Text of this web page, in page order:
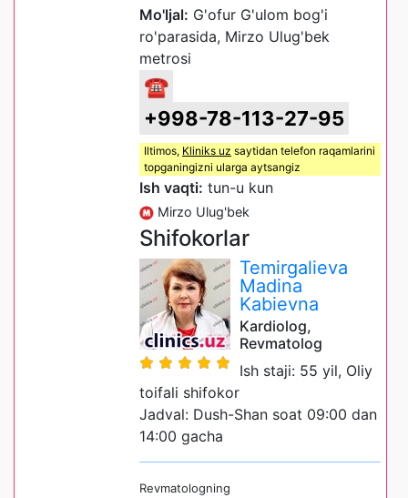
Mo'ljal: G'ofur G'ulom bog'i
ro'parasida, Mirzo Ulug'bek
metrosi
☎
+998-78-113-27-95
Iltimos, Kliniks uz saytidan telefon raqamlarini
topganingizni ularga aytsangiz
Ish vaqti: tun-u kun
Mirzo Ulug'bek
Shifokorlar
Temirgalieva
Madina
Kabievna
Kardiolog,
Revmatolog
Ish staji: 55 yil, Oliy
toifali shifokor
Jadval: Dush-Shan soat 09:00 dan
14:00 gacha
Revmatologning